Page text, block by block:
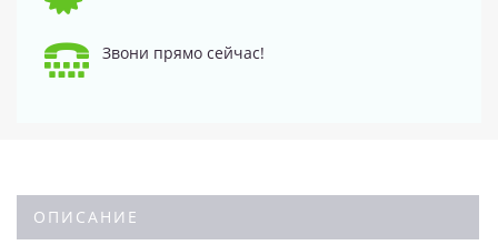
Звони прямо сейчас!
ОПИСАНИЕ